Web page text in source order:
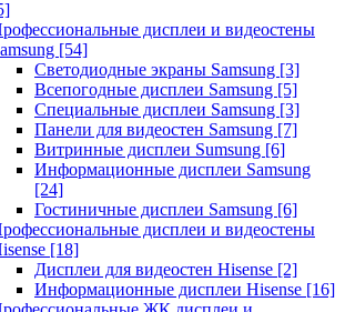
дисплеи и видеостены
[54]
Светодиодные экраны Samsung [3]
Всепогодные дисплеи Samsung [5]
Специальные дисплеи Samsung [3]
Панели для видеостен Samsung [7]
Витринные дисплеи Sumsung [6]
Информационные дисплеи Samsung
[24]
Гостиничные дисплеи Samsung [6]
дисплеи и видеостены
[18]
Дисплеи для видеостен Hisense [2]
Информационные дисплеи Hisense [16]